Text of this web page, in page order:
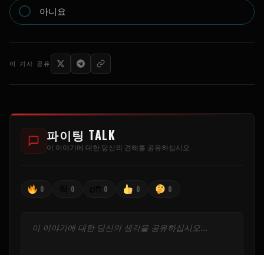
아니요
이 기사 공유
파이팅 TALK
이 이야기에 대한 당신의 견해를 공유하십시오
0 0 0 0 0